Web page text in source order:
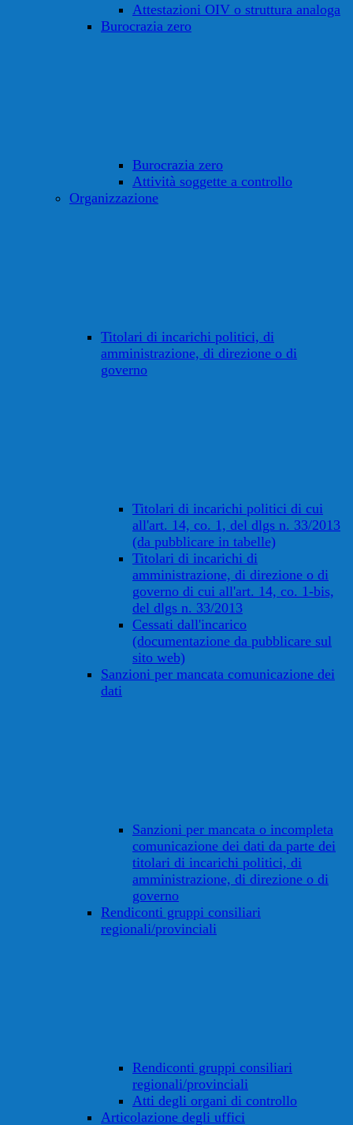
Attestazioni OIV o struttura analoga
Burocrazia zero
Burocrazia zero
Attività soggette a controllo
Organizzazione
Titolari di incarichi politici, di
amministrazione, di direzione o di
governo
Titolari di incarichi politici di cui
all'art. 14, co. 1, del dlgs n. 33/2013
(da pubblicare in tabelle)
Titolari di incarichi di
amministrazione, di direzione o di
governo di cui all'art. 14, co. 1-bis,
del dlgs n. 33/2013
Cessati dall'incarico
(documentazione da pubblicare sul
sito web)
Sanzioni per mancata comunicazione dei
dati
Sanzioni per mancata o incompleta
comunicazione dei dati da parte dei
titolari di incarichi politici, di
amministrazione, di direzione o di
governo
Rendiconti gruppi consiliari
regionali/provinciali
Rendiconti gruppi consiliari
regionali/provinciali
Atti degli organi di controllo
Articolazione degli uffici